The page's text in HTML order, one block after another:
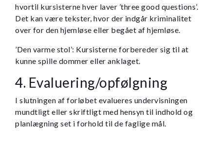
hvortil kursisterne hver laver ’three good questions’.
Det kan være tekster, hvor der indgår kriminalitet
over for den hjemløse eller begået af hjemløse.
’Den varme stol’: Kursisterne forbereder sig til at
kunne spille dommer eller anklaget.
4. Evaluering/opfølgning
I slutningen af forløbet evalueres undervisningen
mundtligt eller skriftligt med hensyn til indhold og
planlægning set i forhold til de faglige mål.